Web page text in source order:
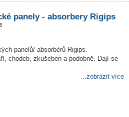
panely - absorbery Rigips
panelů/ absorbérů Rigips.
chodeb, zkušeben a podobně. Dají se
...zobrazit více